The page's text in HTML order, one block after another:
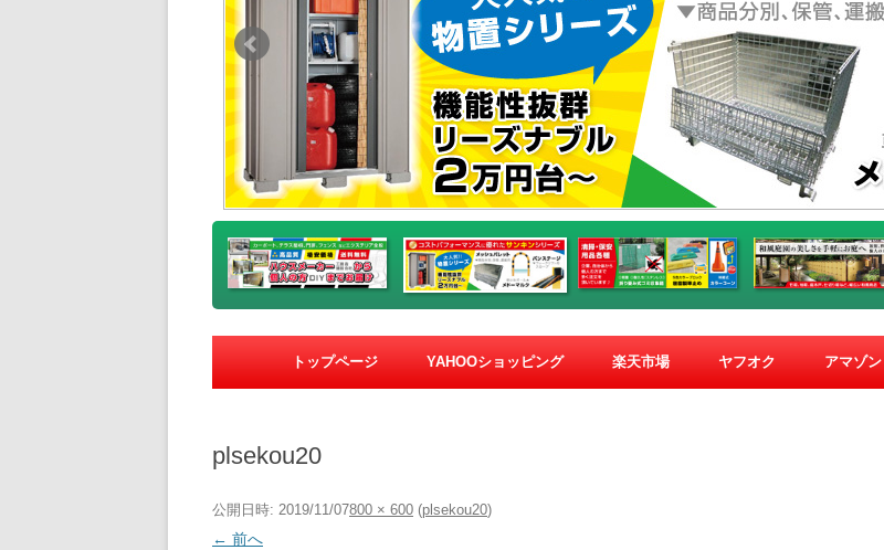
ン
テ
ン
トップページ YAHOOショッピング 楽天市場 ヤフオク アマゾン
plsekou20
公開日時: 2019/11/07800 × 600 (plsekou20)
← 前へ